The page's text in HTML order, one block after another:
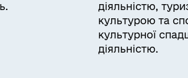
діяльністю,
культурою та
культурної
діяльністю.